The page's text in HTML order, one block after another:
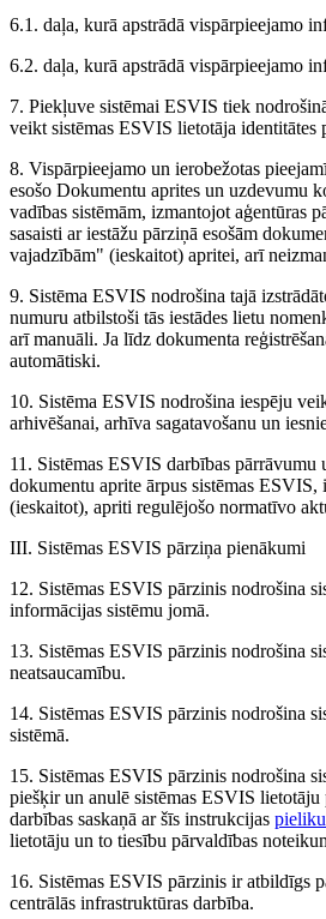
6.1. daļa, kurā apstrādā vispārpieejamo
6.2. daļa, kurā apstrādā vispārpieejamo
7. Piekļuve sistēmai ESVIS tiek
veikt sistēmas ESVIS lietotāja
8. Vispārpieejamo un ierobežotas
esošo Dokumentu aprites un uzdevumu
vadības sistēmām, izmantojot aģentūras
sasaisti ar iestāžu pārziņā esošām
vajadzībām" (ieskaitot) apritei, arī
9. Sistēma ESVIS nodrošina tajā
numuru atbilstoši tās iestādes lietu
arī manuāli. Ja līdz dokumenta
automātiski.
10. Sistēma ESVIS nodrošina iespēju
arhivēšanai, arhīva sagatavošanu un
11. Sistēmas ESVIS darbības
dokumentu aprite ārpus sistēmas
(ieskaitot), apriti regulējošo normatīvo
III. Sistēmas ESVIS pārziņa pienākumi
12. Sistēmas ESVIS pārzinis nodrošina
informācijas sistēmu jomā.
13. Sistēmas ESVIS pārzinis nodrošina
neatsaucamību.
14. Sistēmas ESVIS pārzinis nodrošina
sistēmā.
15. Sistēmas ESVIS pārzinis nodrošina
piešķir un anulē sistēmas ESVIS
darbības saskaņā ar šīs instrukcijas
lietotāju un to tiesību pārvaldības
16. Sistēmas ESVIS pārzinis ir atbildīgs
centrālās infrastruktūras darbība.